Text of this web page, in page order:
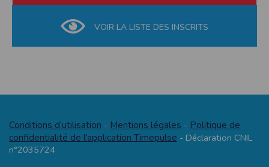
VOIR LA LISTE DES INSCRITS
Conditions d’utilisation - Mentions légales - Politique de
confidentialité de l'application Timepulse - Déclaration CNIL
n°2035724